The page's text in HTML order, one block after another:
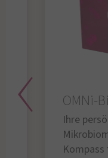
OMNi-
Ihre
Kompass